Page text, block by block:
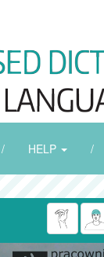
/ HELP /